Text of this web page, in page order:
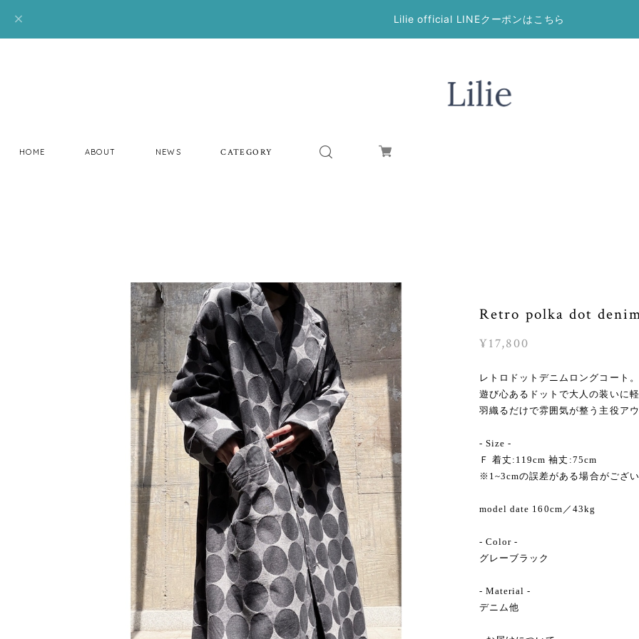
Lilie official LINEクーポンはこちら
HOME ABOUT NEWS CATEGORY
Retro polka dot
¥17,800
レトロドットデニムロングコート。
遊び心あるドットで大人の装いに軽
羽織るだけで雰囲気が整う主役アウ
- Size -
Ｆ 着丈:119cm 袖丈:75cm
※1~3cmの誤差がある場合がござ
model date 160cm／43kg
- Color -
グレーブラック
- Material -
デニム他